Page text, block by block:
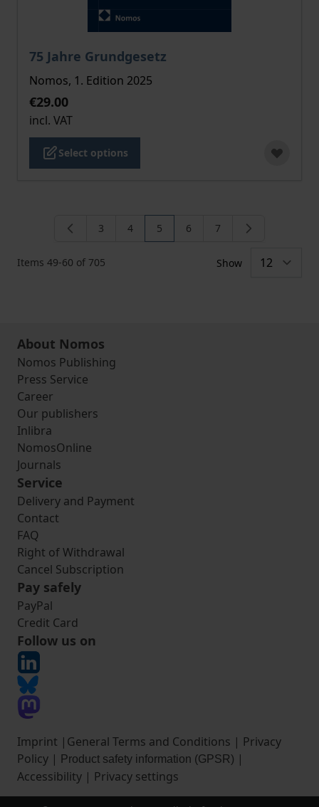
75 Jahre Grundgesetz
The price depends on the options chosen on the
Nomos, 1. Edition 2025
€29.00
incl. VAT
Select options
Items 49-60 of 705
Page
3 Page
4 You're currently reading page
5 Page
6 Page
7
Show
About Nomos
Nomos Publishing
Press Service
Career
Our publishers
Inlibra
NomosOnline
Journals
Service
Delivery and Payment
Contact
FAQ
Right of Withdrawal
Cancel Subscription
Pay safely
PayPal
Credit Card
Follow us on
Imprint | General Terms and Conditions | Privacy
Policy | Product safety information (GPSR) |
Accessibility | Privacy settings